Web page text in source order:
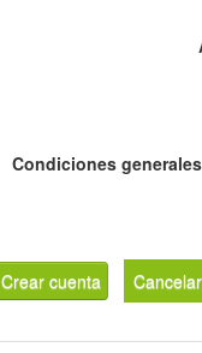
Condiciones
Crear cuenta Cancelar